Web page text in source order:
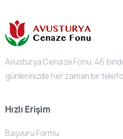
Avusturya Cenaze Fonu. 46
günlerinizde her zaman bir
Hızlı Erişim
Başvuru Formu